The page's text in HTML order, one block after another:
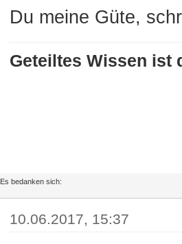
Du meine Güte,
Geteiltes Wissen ist
Es bedanken sich:
10.06.2017, 15:37